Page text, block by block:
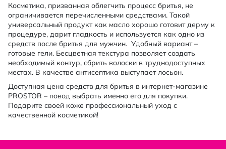
Косметика, призванная облегчить процесс бритья, не
ограничивается перечисленными средствами. Такой
универсальный продукт как масло хорошо готовит дерму к
процедуре, дарит гладкость и используется как одно из
средств после бритья для мужчин. Удобный вариант –
готовые гели. Бесцветная текстура позволяет создать
необходимый контур, сбрить волоски в труднодоступных
местах. В качестве антисептика выступает лосьон.
Доступная цена средств для бритья в интернет-магазине
PROSTOR – повод выбрать именно его для покупки.
Подарите своей коже профессиональный уход с
качественной косметикой!